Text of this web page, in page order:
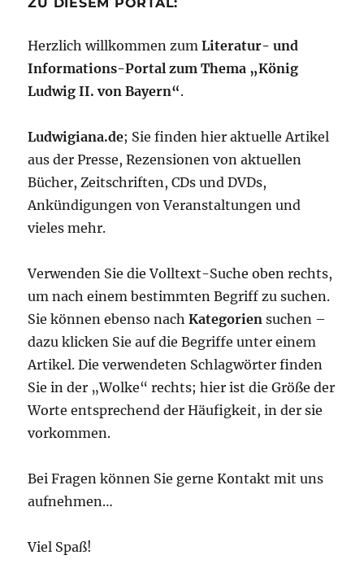
Herzlich willkommen zumLiteratur- und
Informations-Portal zum Thema „König
Ludwig II. von Bayern“.
Ludwigiana.de; Sie finden hier aktuelle Artikel
aus der Presse, Rezensionen von aktuellen
Bücher, Zeitschriften, CDs und DVDs,
Ankündigungen von Veranstaltungen und
vieles mehr.
Verwenden Sie die Volltext-Suche oben rechts,
um nach einem bestimmten Begriff zu suchen.
Sie können ebenso nachKategorien suchen –
dazu klicken Sie auf die Begriffe unter einem
Artikel. Die verwendeten Schlagwörter finden
Sie in der „Wolke“ rechts; hier ist die Größe der
Worte entsprechend der Häufigkeit, in der sie
vorkommen.
Bei Fragen können Sie gerne Kontakt mit uns
aufnehmen…
Viel Spaß!